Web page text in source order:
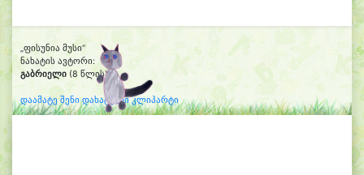
„ფისუნია მუსი“
ნახატის ავტორი:
გაბრიელი (8 წლის)
დაამატე შენი დახატული კლიპარტი